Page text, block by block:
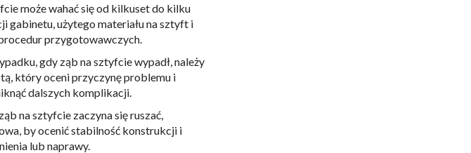
może wahać się od kilkuset do kilku
gabinetu, użytego materiału na sztyft i
przygotowawczych.
gdy ząb na sztyfcie wypadł, należy
który oceni przyczynę problemu i
dalszych komplikacji.
na sztyfcie zaczyna się ruszać,
by ocenić stabilność konstrukcji i
lub naprawy.